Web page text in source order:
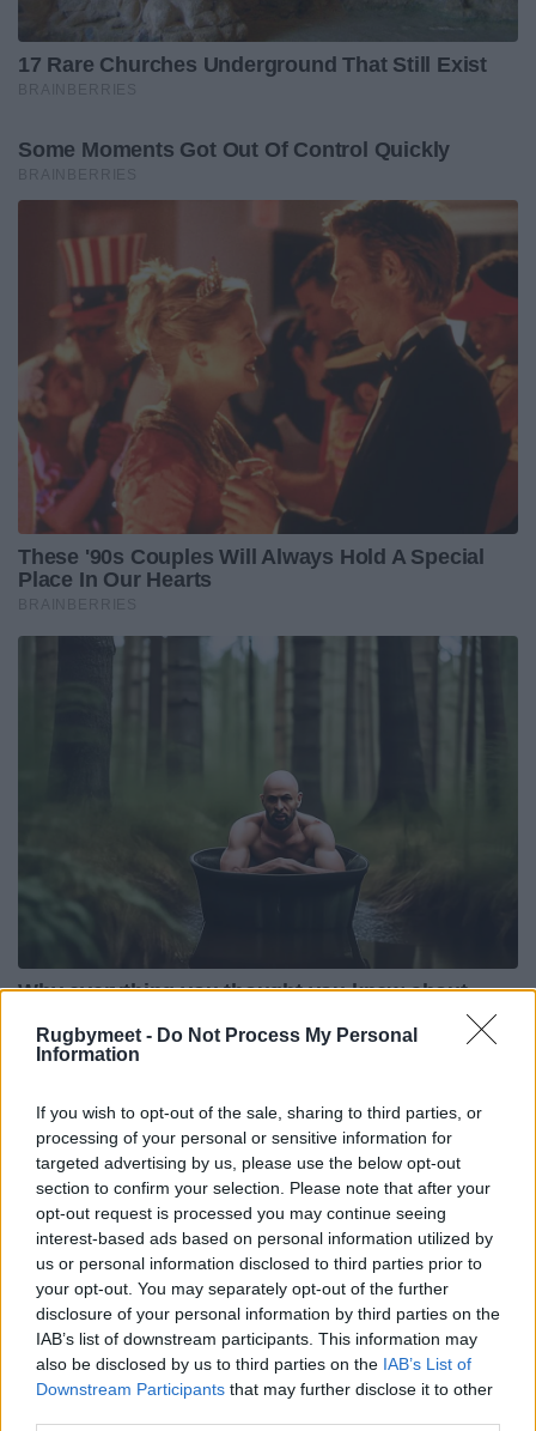
Rugbymeet - Do Not Process My Personal
Information
If you wish to opt-out of the sale, sharing to third parties, or
processing of your personal or sensitive information for
targeted advertising by us, please use the below opt-out
section to confirm your selection. Please note that after your
opt-out request is processed you may continue seeing
interest-based ads based on personal information utilized by
us or personal information disclosed to third parties prior to
your opt-out. You may separately opt-out of the further
disclosure of your personal information by third parties on the
IAB’s list of downstream participants. This information may
also be disclosed by us to third parties on the IAB’s List of
Downstream Participants that may further disclose it to other